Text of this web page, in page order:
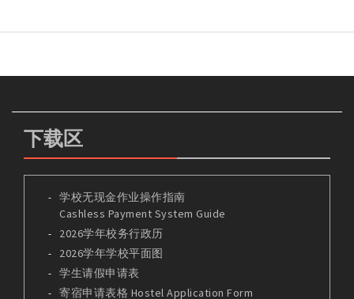
下载区
学校无现金作业操作指南
Cashless Payment System Guide
2026学年校务行政历
2026学年学校平面图
学生请假申请表
寄宿申请表格 Hostel Application Form